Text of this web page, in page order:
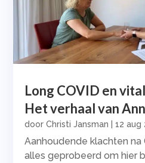
Long COVID en
Het verhaal van
doorChristi Jansman |12 aug
Aanhoudende klachten na
alles geprobeerd om hier